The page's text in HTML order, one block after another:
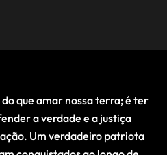
que amar nossa terra; é ter
a verdade e a justiça
Um verdadeiro patriota